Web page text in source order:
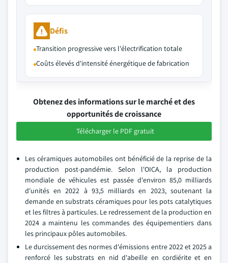
Défis
Transition progressive vers l'électrification totale
Coûts élevés d'intensité énergétique de fabrication
Obtenez des informations sur le marché et des
opportunités de croissance
Télécharger le PDF gratuit
Les céramiques automobiles ont bénéficié de la reprise de la
production post-pandémie. Selon l'OICA, la production
mondiale de véhicules est passée d'environ 85,0 milliards
d'unités en 2022 à 93,5 milliards en 2023, soutenant la
demande en substrats céramiques pour les pots catalytiques
et les filtres à particules. Le redressement de la production en
2024 a maintenu les commandes des équipementiers dans
les principaux pôles automobiles.
Le durcissement des normes d'émissions entre 2022 et 2025 a
renforcé les substrats en nid d'abeille en cordiérite et en